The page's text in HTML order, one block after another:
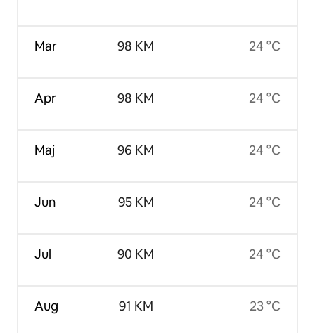
Mar
Apr
Maj
Jun
Jul
Aug
98 KM
98 KM
96 KM
95 KM
90 KM
91 KM
24 °C
24 °C
24 °C
24 °C
24 °C
23 °C